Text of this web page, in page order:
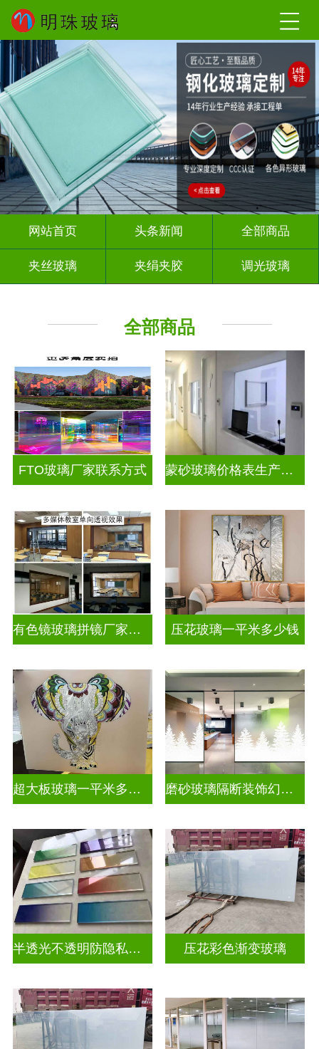
网站首页 头条新闻 全部商品
夹丝玻璃 夹绢夹胶 调光玻璃
其它玻璃
全部商品
FTO玻璃厂家联系方式 蒙砂玻璃价格表生产电话
有色镜玻璃拼镜厂家联系方式 压花玻璃一平米多少钱
超大板玻璃一平米多少钱 磨砂玻璃隔断装饰幻彩炫彩渐变玻璃
半透光不透明防隐私彩色渐变玻璃 压花彩色渐变玻璃